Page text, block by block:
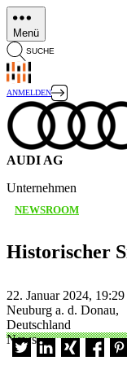
Direkt
zum
Inhalt
Menü
SUCHE
ANMELDEN
AUDI AG
Unternehmen
NEWSROOM
Historischer
22. Januar 2024, 19:29
Neuburg a. d. Donau,
Deutschland
News